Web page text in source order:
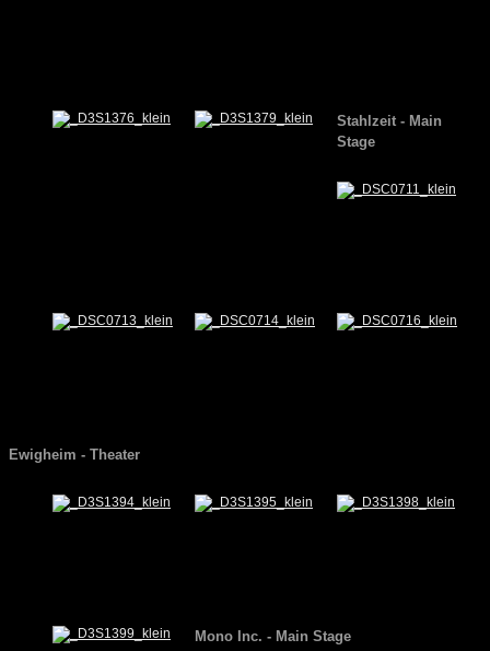
Stahlzeit - Main
Stage
Ewigheim - Theater
Mono Inc. - Main Stage